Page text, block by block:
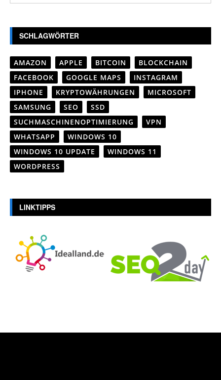
SCHLAGWÖRTER
AMAZON APPLE BITCOIN
BLOCKCHAIN
FACEBOOK
GOOGLE MAPS
INSTAGRAM
IPHONE
KRYPTOWÄHRUNGEN
MICROSOFT
SAMSUNG
SEO
SSD
SUCHMASCHINENOPTIMIERUNG
VPN
WHATSAPP
WINDOWS 10
WINDOWS 10 UPDATE
WINDOWS 11
WORDPRESS
LINKTIPPS